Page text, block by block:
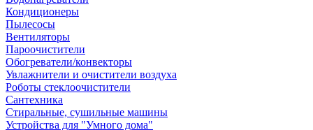
Кондиционеры
Пылесосы
Вентиляторы
Пароочистители
Обогреватели/конвекторы
Увлажнители и очистители воздуха
Роботы стеклоочистители
Сантехника
Стиральные, сушильные машины
Устройства для "Умного дома"